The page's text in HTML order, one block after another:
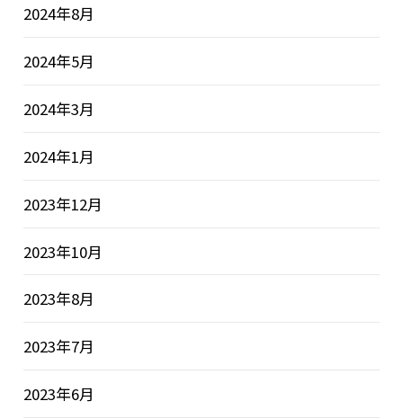
2024年8月
2024年5月
2024年3月
2024年1月
2023年12月
2023年10月
2023年8月
2023年7月
2023年6月